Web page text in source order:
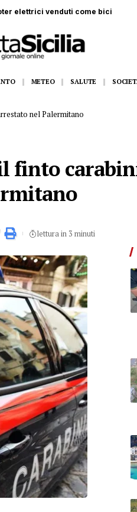
a Villa Sofia
METEO SALUTE
nel Palermitano
lettura in 3 minuti